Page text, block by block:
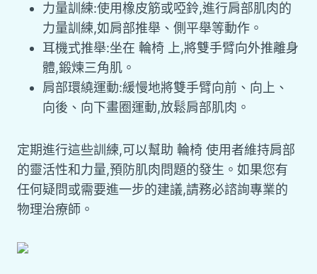
力量訓練:使用橡皮筋或啞鈴,進行肩部肌肉的
力量訓練,如肩部推舉、側平舉等動作。
耳機式推舉:坐在 輪椅 上,將雙手臂向外推離身
體,鍛煉三角肌。
肩部環繞運動:緩慢地將雙手臂向前、向上、
向後、向下畫圈運動,放鬆肩部肌肉。
定期進行這些訓練,可以幫助 輪椅 使用者維持肩部
的靈活性和力量,預防肌肉問題的發生。如果您有
任何疑問或需要進一步的建議,請務必諮詢專業的
物理治療師。